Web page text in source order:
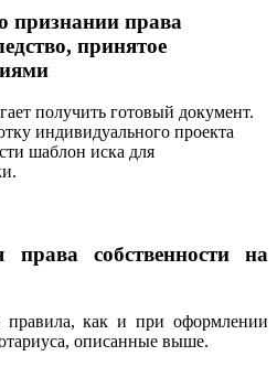
признании права
принятое
получить готовый документ.
индивидуального проекта
шаблон иска для
права собственности на
правила, как и при оформлении
описанные выше.